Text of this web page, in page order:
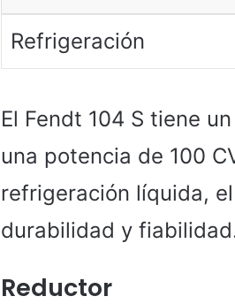
Refrigeración
El Fendt 104 S tiene
una potencia de 100
refrigeración líquida,
durabilidad y
Reductor